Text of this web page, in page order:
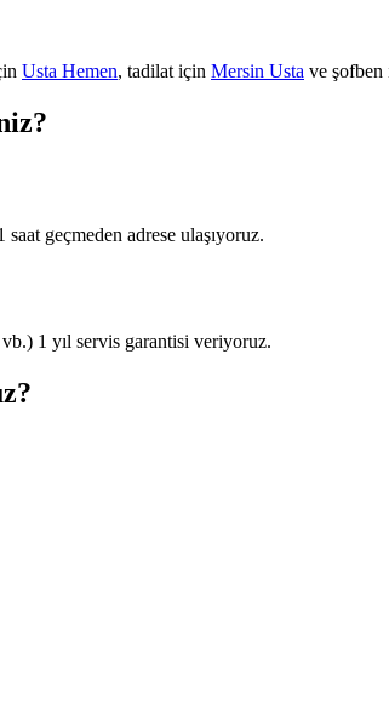
Usta Hemen, tadilat için Mersin Usta ve şofben
geçmeden adrese ulaşıyoruz.
vb.) 1 yıl servis garantisi veriyoruz.